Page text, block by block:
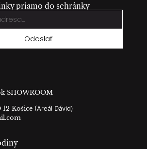
priamo do schránky
Odoslať
SHOWROOM
12 Košice (Areál Dávid)